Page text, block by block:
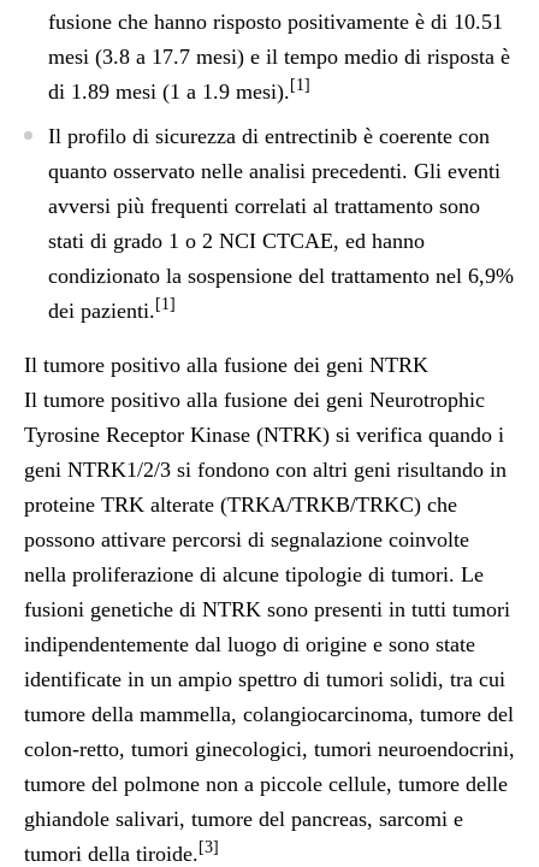
fusione che hanno risposto positivamente è di 10.51
mesi (3.8 a 17.7 mesi) e il tempo medio di risposta è
di 1.89 mesi (1 a 1.9 mesi).[1]
Il profilo di sicurezza di entrectinib è coerente con
quanto osservato nelle analisi precedenti. Gli eventi
avversi più frequenti correlati al trattamento sono
stati di grado 1 o 2 NCI CTCAE, ed hanno
condizionato la sospensione del trattamento nel 6,9%
dei pazienti.[1]
Il tumore positivo alla fusione dei geni NTRK
Il tumore positivo alla fusione dei geni Neurotrophic
Tyrosine Receptor Kinase (NTRK) si verifica quando i
geni NTRK1/2/3 si fondono con altri geni risultando in
proteine TRK alterate (TRKA/TRKB/TRKC) che
possono attivare percorsi di segnalazione coinvolte
nella proliferazione di alcune tipologie di tumori. Le
fusioni genetiche di NTRK sono presenti in tutti tumori
indipendentemente dal luogo di origine e sono state
identificate in un ampio spettro di tumori solidi, tra cui
tumore della mammella, colangiocarcinoma, tumore del
colon-retto, tumori ginecologici, tumori neuroendocrini,
tumore del polmone non a piccole cellule, tumore delle
ghiandole salivari, tumore del pancreas, sarcomi e
tumori della tiroide.[3]